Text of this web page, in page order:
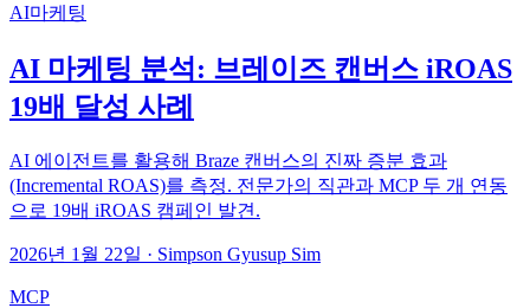
AI마케팅
AI 마케팅 분석: 브레이즈 캔버스 iROAS
19배 달성 사례
AI 에이전트를 활용해 Braze 캔버스의 진짜 증분 효과
(Incremental ROAS)를 측정. 전문가의 직관과 MCP 두 개 연동
으로 19배 iROAS 캠페인 발견.
2026년 1월 22일 · Simpson Gyusup Sim
MCP